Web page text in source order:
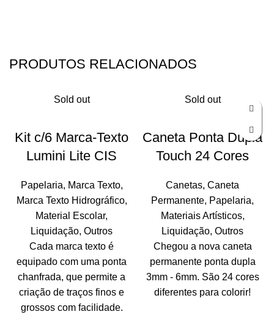
PRODUTOS RELACIONADOS
Sold out
Kit c/6 Marca-Texto
Lumini Lite CIS
Papelaria, Marca Texto,
Marca Texto Hidrográfico,
Material Escolar,
Liquidação, Outros
Cada marca texto é
equipado com uma ponta
chanfrada, que permite a
criação de traços finos e
grossos com facilidade.
Sold out
Caneta Ponta Dupla
Touch 24 Cores
Canetas, Caneta
Permanente, Papelaria,
Materiais Artísticos,
Liquidação, Outros
Chegou a nova caneta
permanente ponta dupla
3mm - 6mm. São 24 cores
diferentes para colorir!